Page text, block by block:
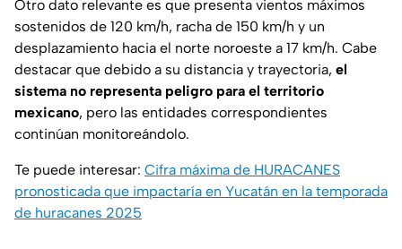
Otro dato relevante es que presenta vientos máximos
sostenidos de 120 km/h, racha de 150 km/h y un
desplazamiento hacia el norte noroeste a 17 km/h. Cabe
destacar que debido a su distancia y trayectoria, el
sistema no representa peligro para el territorio
mexicano, pero las entidades correspondientes
continúan monitoreándolo.
Te puede interesar: Cifra máxima de HURACANES
pronosticada que impactaría en Yucatán en la temporada
de huracanes 2025